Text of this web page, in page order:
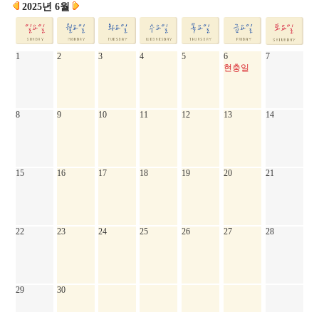
2025년 6월
1 2 3 4 5
6
현충일
7
8 9 10 11 12 13 14
15 16 17 18 19 20 21
22 23 24 25 26 27 28
29 30